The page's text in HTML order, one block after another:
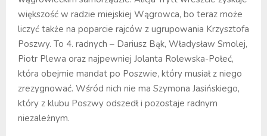
większość w radzie miejskiej Wągrowca, bo teraz może
liczyć także na poparcie rajców z ugrupowania Krzysztofa
Poszwy. To 4. radnych – Dariusz Bąk, Władysław Smolej,
Piotr Plewa oraz najpewniej Jolanta Rolewska-Połeć,
która obejmie mandat po Poszwie, który musiał z niego
zrezygnować. Wśród nich nie ma Szymona Jasińskiego,
który z klubu Poszwy odszedł i pozostaje radnym
niezależnym.